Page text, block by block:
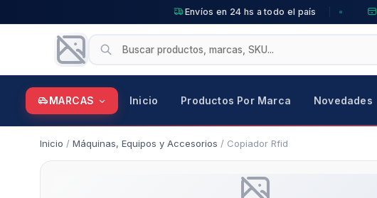
Envíos en 24 hs a todo el país
MARCAS Inicio Productos Por Marca Novedades
Inicio / Máquinas, Equipos y Accesorios / Copiador Rfid